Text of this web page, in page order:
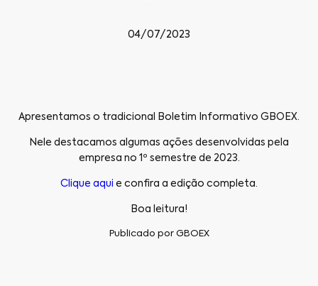
04/07/2023
Apresentamos o tradicional Boletim Informativo GBOEX.
Nele destacamos algumas ações desenvolvidas pela
empresa no 1º semestre de 2023.
Clique aqui e confira a edição completa.
Boa leitura!
Publicado porGBOEX